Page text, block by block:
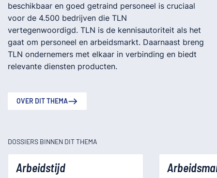
beschikbaar en goed getraind personeel is cruciaal
voor de 4.500 bedrijven die TLN
vertegenwoordigd. TLN is de kennisautoriteit als het
gaat om personeel en arbeidsmarkt. Daarnaast breng
TLN ondernemers met elkaar in verbinding en biedt
relevante diensten producten.
OVER DIT THEMA
DOSSIERS BINNEN DIT THEMA
Arbeidstijd